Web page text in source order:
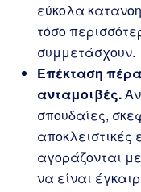
εύκολα
τόσο
συμμετάσχουν.
Επέκταση
ανταμοιβές.
σπουδαίες,
αποκλειστικές
αγοράζονται
να είναι